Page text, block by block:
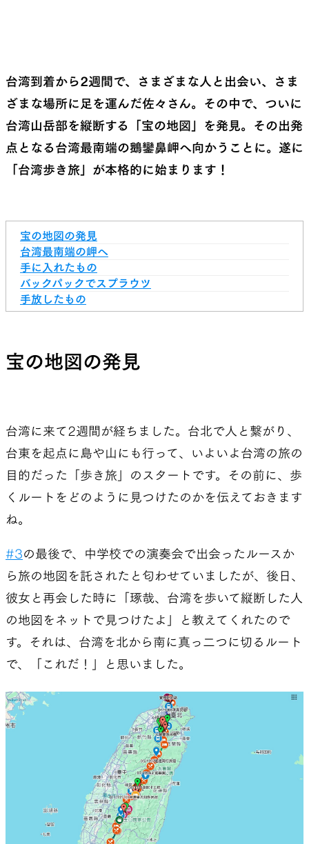
台湾到着から2週間で、さまざまな人と出会い、さま
ざまな場所に足を運んだ佐々さん。その中で、ついに
台湾山岳部を縦断する「宝の地図」を発見。その出発
点となる台湾最南端の鵝鑾鼻岬へ向かうことに。遂に
「台湾歩き旅」が本格的に始まります！
宝の地図の発見
台湾最南端の岬へ
手に入れたもの
バックパックでスプラウツ
手放したもの
宝の地図の発見
台湾に来て2週間が経ちました。台北で人と繋がり、
台東を起点に島や山にも行って、いよいよ台湾の旅の
目的だった「歩き旅」のスタートです。その前に、歩
くルートをどのように見つけたのかを伝えておきます
ね。
#3の最後で、中学校での演奏会で出会ったルースか
ら旅の地図を託されたと匂わせていましたが、後日、
彼女と再会した時に「琢哉、台湾を歩いて縦断した人
の地図をネットで見つけたよ」と教えてくれたので
す。それは、台湾を北から南に真っ二つに切るルート
で、「これだ！」と思いました。